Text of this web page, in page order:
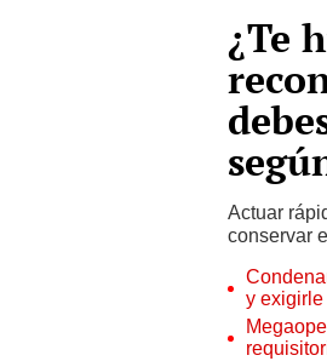
¿Te
Actuar
conservar
y